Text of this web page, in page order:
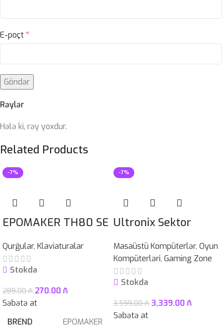
Rəylər
Hələ ki, rəy yoxdur.
E-poçt*
Related Products
-7%
EPOMAKER TH80 SE
Qurğular, Klaviaturalar
Stokda
289.00₼ 270.00 ₼
Səbətə at
BREND
EPOMAKER
-7%
Ultronix Sektor
Masaüstü Kompüterlər, Oyun
Kompüterləri, Gaming Zone
Stokda
3,599.00₼ 3,339.00 ₼
Səbətə at